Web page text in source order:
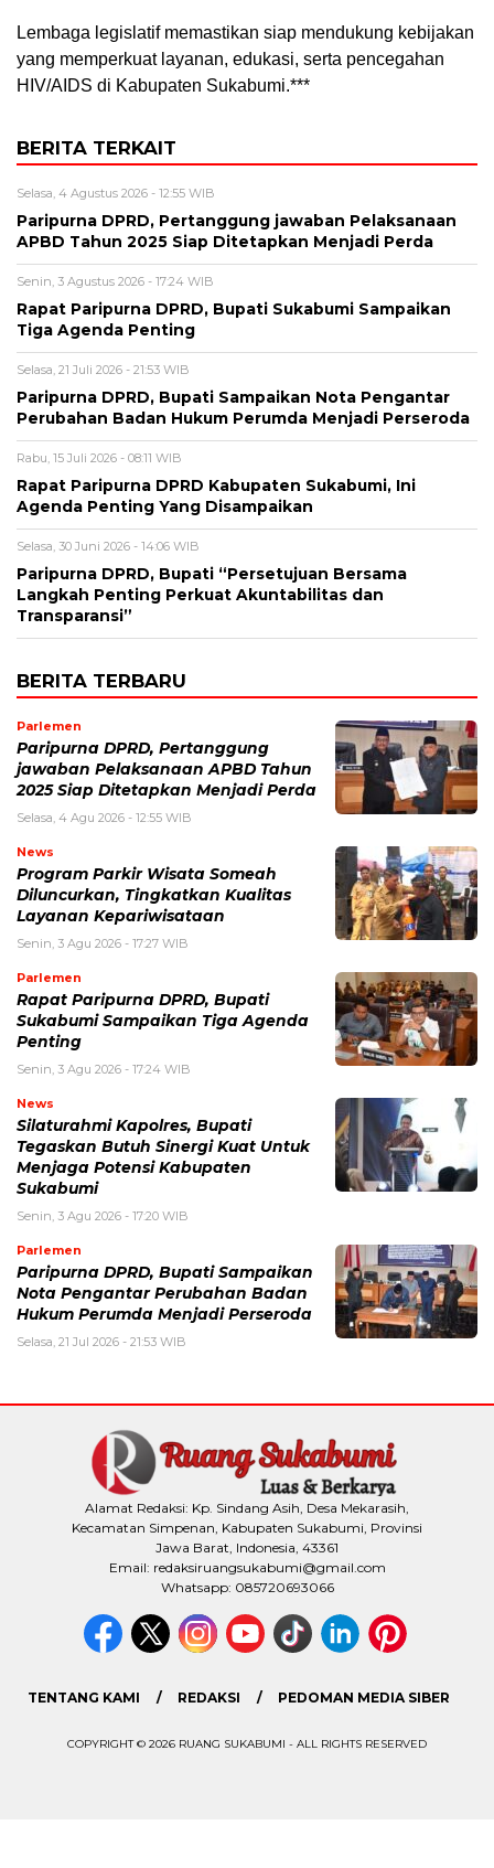
Lembaga legislatif memastikan siap mendukung kebijakan
yang memperkuat layanan, edukasi, serta pencegahan
HIV/AIDS di Kabupaten Sukabumi.***
BERITA TERKAIT
Selasa, 4 Agustus 2026 - 12:55 WIB
Paripurna DPRD, Pertanggung jawaban Pelaksanaan
APBD Tahun 2025 Siap Ditetapkan Menjadi Perda
Senin, 3 Agustus 2026 - 17:24 WIB
Rapat Paripurna DPRD, Bupati Sukabumi Sampaikan
Tiga Agenda Penting
Selasa, 21 Juli 2026 - 21:53 WIB
Paripurna DPRD, Bupati Sampaikan Nota Pengantar
Perubahan Badan Hukum Perumda Menjadi Perseroda
Rabu, 15 Juli 2026 - 08:11 WIB
Rapat Paripurna DPRD Kabupaten Sukabumi, Ini
Agenda Penting Yang Disampaikan
Selasa, 30 Juni 2026 - 14:06 WIB
Paripurna DPRD, Bupati “Persetujuan Bersama
Langkah Penting Perkuat Akuntabilitas dan
Transparansi”
BERITA TERBARU
Parlemen
Paripurna DPRD, Pertanggung
jawaban Pelaksanaan APBD Tahun
2025 Siap Ditetapkan Menjadi Perda
Selasa, 4 Agu 2026 - 12:55 WIB
News
Program Parkir Wisata Someah
Diluncurkan, Tingkatkan Kualitas
Layanan Kepariwisataan
Senin, 3 Agu 2026 - 17:27 WIB
Parlemen
Rapat Paripurna DPRD, Bupati
Sukabumi Sampaikan Tiga Agenda
Penting
Senin, 3 Agu 2026 - 17:24 WIB
News
Silaturahmi Kapolres, Bupati
Tegaskan Butuh Sinergi Kuat Untuk
Menjaga Potensi Kabupaten
Sukabumi
Senin, 3 Agu 2026 - 17:20 WIB
Parlemen
Paripurna DPRD, Bupati Sampaikan
Nota Pengantar Perubahan Badan
Hukum Perumda Menjadi Perseroda
Selasa, 21 Jul 2026 - 21:53 WIB
Alamat Redaksi: Kp. Sindang Asih, Desa Mekarasih,
Kecamatan Simpenan, Kabupaten Sukabumi, Provinsi
Jawa Barat, Indonesia, 43361
Email: redaksiruangsukabumi@gmail.com
Whatsapp: 085720693066
TENTANG KAMI REDAKSI PEDOMAN MEDIA SIBER
COPYRIGHT © 2026 RUANG SUKABUMI - ALL RIGHTS RESERVED